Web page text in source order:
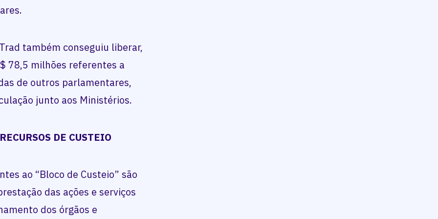
também conseguiu liberar,
78,5 milhões referentes a
de outros parlamentares,
junto aos Ministérios.
DE CUSTEIO
ao “Bloco de Custeio” são
das ações e serviços
dos órgãos e